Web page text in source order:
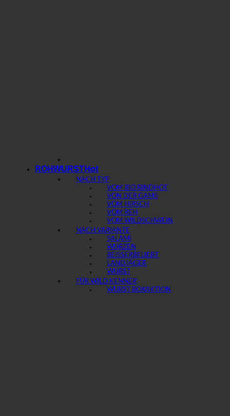
ROHWURST
NACH TYP
VOM BIO RIND
VON DER GAMS
VOM HIRSCH
VOM REH
VOM WILDSCHWEIN
NACH VARIANTE
SALAMI
WURZEN
BEISSER
LANDJÄGER
WURST
FÜR WILD KENNER
WURST BOX